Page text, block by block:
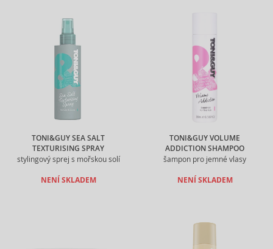
TONI&GUY SEA SALT
TEXTURISING SPRAY
stylingový sprej s mořskou solí
NENÍ SKLADEM
TONI&GUY VOLUME
ADDICTION SHAMPOO
šampon pro jemné vlasy
NENÍ SKLADEM